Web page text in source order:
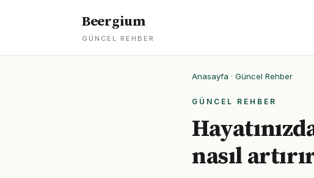
Beergium
GÜNCEL REHBER
Anasayfa · Güncel Rehber
GÜNCEL REHBER
nasıl